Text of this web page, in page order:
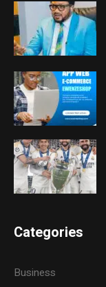
Categories
Business